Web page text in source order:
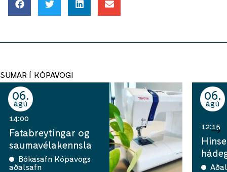
SUMAR Í KÓPAVOGI
06
ágú
14:00
Fatabreytingar og
saumavélakennsla
Bókasafn Kópavogs
aðalsafn
06
ágú
12:15